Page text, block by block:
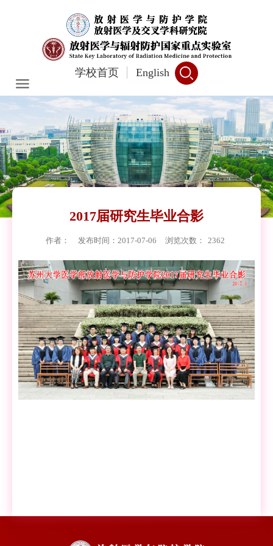
学校首页 English
2017届研究生毕业合影
作者： 发布时间：2017-07-06 浏览次数： 2362